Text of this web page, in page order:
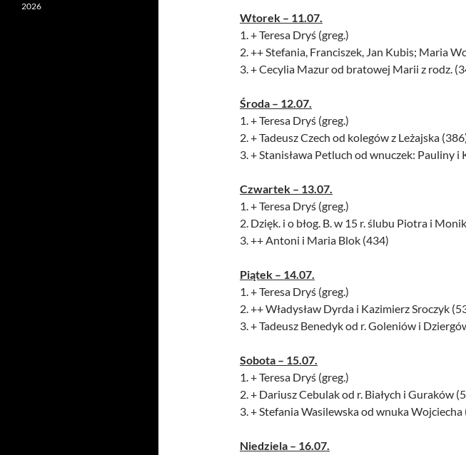
Wtorek – 11.07.
1. + Teresa Dryś (greg.)
2. ++ Stefania, Franciszek, Jan Kubis; Maria
3. + Cecylia Mazur od bratowej Marii z rodz.
Środa – 12.07.
1. + Teresa Dryś (greg.)
2. + Tadeusz Czech od kolegów z Leżajska
3. + Stanisława Petluch od wnuczek: Pauliny i
Czwartek – 13.07.
1. + Teresa Dryś (greg.)
2. Dzięk. i o błog. B. w 15 r. ślubu Piotra i
3. ++ Antoni i Maria Blok (434)
Piątek – 14.07.
1. + Teresa Dryś (greg.)
2. ++ Władysław Dyrda i Kazimierz Sroczyk
3. + Tadeusz Benedyk od r. Goleniów i
Sobota – 15.07.
1. + Teresa Dryś (greg.)
2. + Dariusz Cebulak od r. Białych i Guraków
3. + Stefania Wasilewska od wnuka Wojciecha
Niedziela – 16.07.
2026